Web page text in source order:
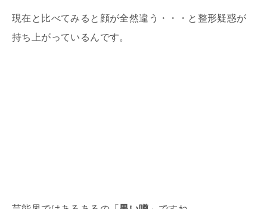
現在と比べてみると顔が全然違う・・・と整形疑惑が
持ち上がっているんです。